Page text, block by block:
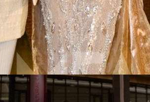
ರಜನೀಕಾಂತ್